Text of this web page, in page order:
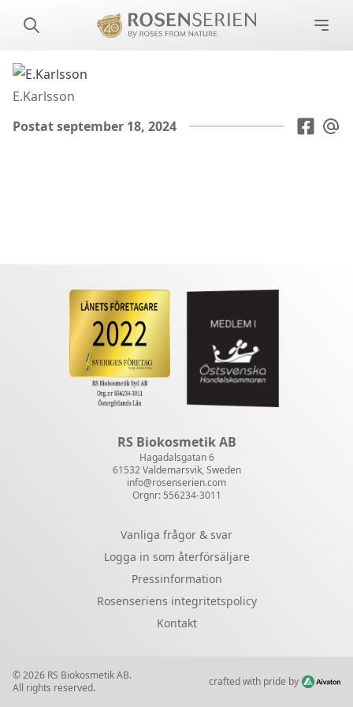
E.Karlsson
Postat september 18, 2024
RS Biokosmetik AB
Hagadalsgatan 6
61532 Valdemarsvik, Sweden
info@rosenserien.com
Orgnr: 556234-3011
Vanliga frågor & svar
Logga in som återförsäljare
Pressinformation
Rosenseriens integritetspolicy
Kontakt
© 2026 RS Biokosmetik AB.
All rights reserved.
crafted with pride by